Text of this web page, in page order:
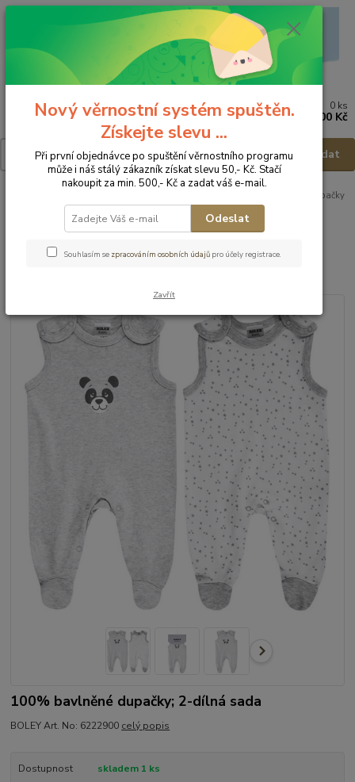
Menu
Hledat
0 ks
0,00 Kč
BOLEY Kojenecké dupačky
6222900 - vel.74/80
BOLEY Kojenecké dupačky
6222900 - vel.74/80
100% bavlněné dupačky; 2-dílná sada
BOLEY Art. No: 6222900 celý popis
Dostupnost skladem 1 ks
Nový věrnostní systém spuštěn.
Získejte slevu ...
Při první objednávce po spuštění věrnostního programu
může i náš stálý zákazník získat slevu 50,- Kč. Stačí
nakoupit za min. 500,- Kč a zadat váš e-mail.
Odeslat
Souhlasím se zpracováním osobních údajů pro účely registrace.
Zavřít